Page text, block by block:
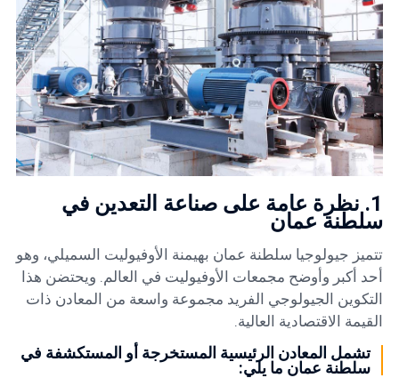
العربية
1. نظرة عامة على صناعة التعدين في
سلطنة عمان
تتميز جيولوجيا سلطنة عمان بهيمنة الأوفيوليت السميلي، وهو
أحد أكبر وأوضح مجمعات الأوفيوليت في العالم. ويحتضن هذا
التكوين الجيولوجي الفريد مجموعة واسعة من المعادن ذات
القيمة الاقتصادية العالية.
تشمل المعادن الرئيسية المستخرجة أو المستكشفة في
سلطنة عمان ما يلي: